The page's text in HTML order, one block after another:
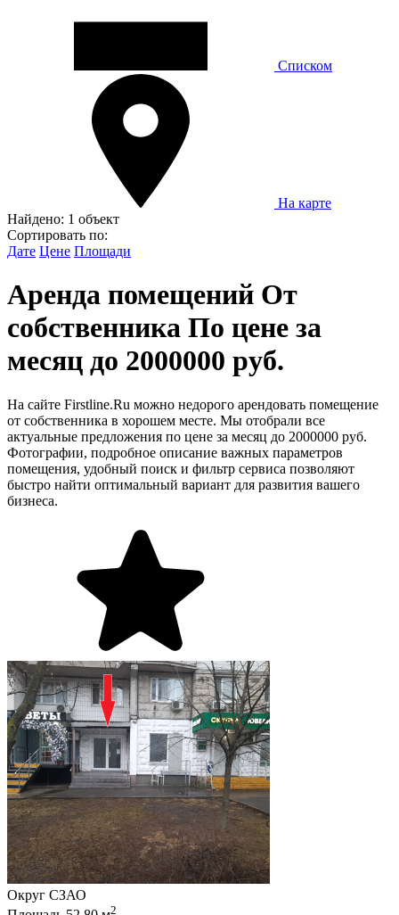
Списком
На карте
Найдено: 1 объект
Сортировать по:
Дате Цене Площади
Аренда помещений От
собственника По цене за
месяц до 2000000 руб.
На сайте Firstline.Ru можно недорого арендовать помещение
от собственника в хорошем месте. Мы отобрали все
актуальные предложения по цене за месяц до 2000000 руб.
Фотографии, подробное описание важных параметров
помещения, удобный поиск и фильтр сервиса позволяют
быстро найти оптимальный вариант для развития вашего
бизнеса.
Округ СЗАО
2